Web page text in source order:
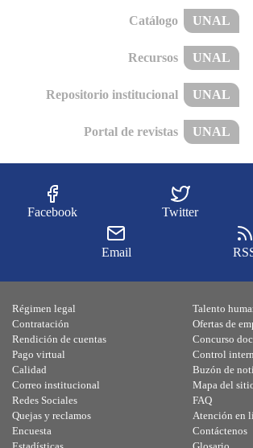
Catálogo UNAL
Recursos UNAL
Repositorio institucional UNAL
Portal de revistas UNAL
Facebook Twitter
Email
Régimen legal
Contratación
Rendición de cuentas
Pago virtual
Calidad
Talento
Ofertas de
Concurso
Control
Buzón de
Correo institucional
Redes Sociales
Quejas y reclamos
Encuesta
Mapa del
FAQ
Atención en
Contáctenos